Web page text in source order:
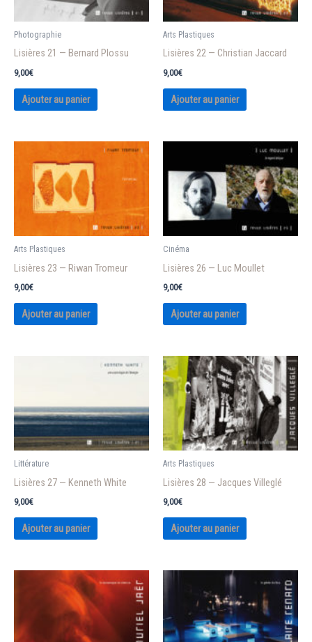
Photographie
Lisières 21 — Bernard Plossu
9,00€
Ajouter au panier
Arts Plastiques
Lisières 22 — Christian Jaccard
9,00€
Ajouter au panier
Arts Plastiques
Lisières 23 — Riwan Tromeur
9,00€
Ajouter au panier
Cinéma
Lisières 26 — Luc Moullet
9,00€
Ajouter au panier
Littérature
Lisières 27 — Kenneth White
9,00€
Ajouter au panier
Arts Plastiques
Lisières 28 — Jacques Villeglé
9,00€
Ajouter au panier